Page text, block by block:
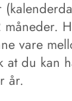
vare
at du kan
år.